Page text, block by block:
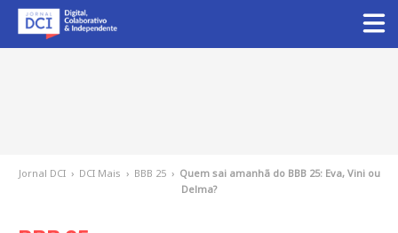
Jornal DCI › DCI Mais › BBB 25 › Quem sai amanhã do BBB 25: Eva, Vini ou
Delma?